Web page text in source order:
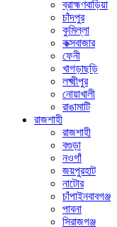
ব্রাহ্মণবাড়িয়া
চাঁদপুর
কুমিল্লা
কক্সবাজার
ফেনী
খাগড়াছড়ি
লক্ষ্মীপুর
নোয়াখালী
রাঙামাটি
রাজশাহী
রাজশাহী
বগুড়া
নওগাঁ
জয়পুরহাট
নাটোর
চাঁপাইনবাবগঞ্জ
পাবনা
সিরাজগঞ্জ